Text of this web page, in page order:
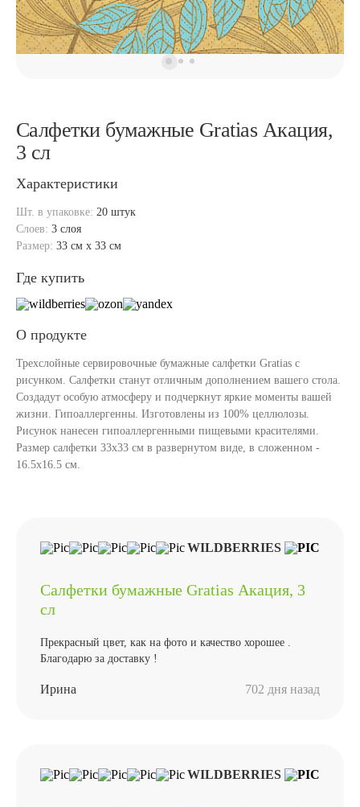
Салфетки бумажные Gratias Акация,
3 сл
Характеристики
Шт. в упаковке: 20 штук
Слоев: 3 слоя
Размер: 33 см x 33 см
Где купить
О продукте
Трехслойные сервировочные бумажные салфетки Gratias с
рисунком. Салфетки станут отличным дополнением вашего стола.
Создадут особую атмосферу и подчеркнут яркие моменты вашей
жизни. Гипоаллергенны. Изготовлены из 100% целлюлозы.
Рисунок нанесен гипоаллергенными пищевыми красителями.
Размер салфетки 33х33 см в развернутом виде, в сложенном -
16.5х16.5 см.
WILDBERRIES
Салфетки бумажные Gratias Акация, 3
сл
Прекрасный цвет, как на фото и качество хорошее .
Благодарю за доставку !
Ирина 702 дня назад
WILDBERRIES